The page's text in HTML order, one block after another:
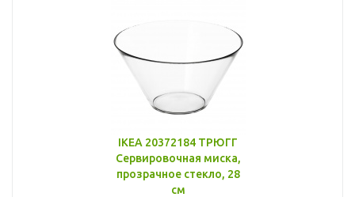
IKEA 20372184 ТРЮГГ
Сервировочная миска,
прозрачное стекло, 28
см